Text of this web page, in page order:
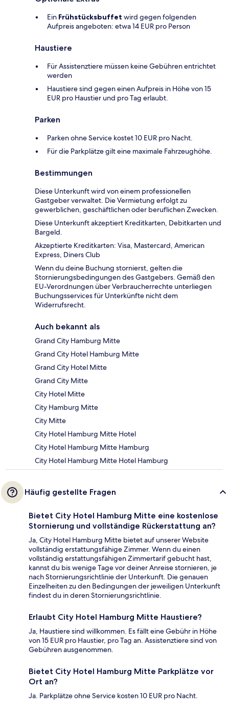
Ein Frühstücksbuffet wird gegen folgenden
Aufpreis angeboten: etwa 14 EUR pro Person
Haustiere
Für Assistenztiere müssen keine Gebühren entrichtet
werden
Haustiere sind gegen einen Aufpreis in Höhe von 15
EUR pro Haustier und pro Tag erlaubt.
Parken
Parken ohne Service kostet 10 EUR pro Nacht.
Für die Parkplätze gilt eine maximale Fahrzeughöhe.
Bestimmungen
Diese Unterkunft wird von einem professionellen
Gastgeber verwaltet. Die Vermietung erfolgt zu
gewerblichen, geschäftlichen oder beruflichen Zwecken.
Diese Unterkunft akzeptiert Kreditkarten, Debitkarten und
Bargeld.
Akzeptierte Kreditkarten: Visa, Mastercard, American
Express, Diners Club
Wenn du deine Buchung stornierst, gelten die
Stornierungsbedingungen des Gastgebers. Gemäß den
EU-Verordnungen über Verbraucherrechte unterliegen
Buchungsservices für Unterkünfte nicht dem
Widerrufsrecht.
Auch bekannt als
Grand City Hamburg Mitte
Grand City Hotel Hamburg Mitte
Grand City Hotel Mitte
Grand City Mitte
City Hotel Mitte
City Hamburg Mitte
City Mitte
City Hotel Hamburg Mitte Hotel
City Hotel Hamburg Mitte Hamburg
City Hotel Hamburg Mitte Hotel Hamburg
Häufig gestellte Fragen
Bietet City Hotel Hamburg Mitte eine kostenlose
Stornierung und vollständige Rückerstattung an?
Ja, City Hotel Hamburg Mitte bietet auf unserer Website
vollständig erstattungsfähige Zimmer. Wenn du einen
vollständig erstattungsfähigen Zimmertarif gebucht hast,
kannst du bis wenige Tage vor deiner Anreise stornieren, je
nach Stornierungsrichtlinie der Unterkunft. Die genauen
Einzelheiten zu den Bedingungen der jeweiligen Unterkunft
findest du in deren Stornierungsrichtlinie.
Erlaubt City Hotel Hamburg Mitte Haustiere?
Ja, Haustiere sind willkommen. Es fällt eine Gebühr in Höhe
von 15 EUR pro Haustier, pro Tag an. Assistenztiere sind von
Gebühren ausgenommen.
Bietet City Hotel Hamburg Mitte Parkplätze vor
Ort an?
Ja. Parkplätze ohne Service kosten 10 EUR pro Nacht.